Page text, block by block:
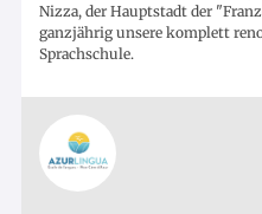
Nizza, der Hauptstadt der
ganzjährig unsere komplett
Sprachschule.